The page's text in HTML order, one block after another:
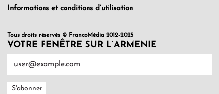
Informations et conditions d’utilisation
Tous droits réservés © FrancoMédia 2012-2025
VOTRE FENÊTRE SUR L’ARMENIE